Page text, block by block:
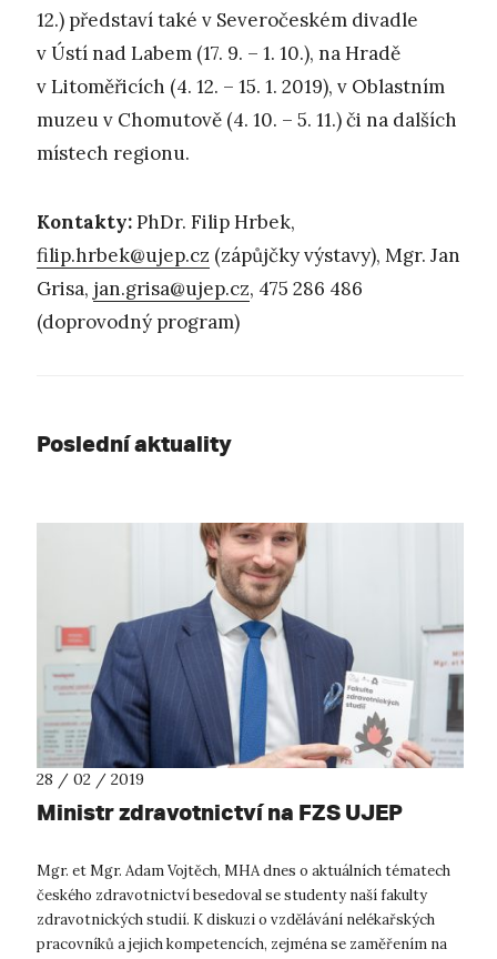
12.) představí také v Severočeském divadle
v Ústí nad Labem (17. 9. – 1. 10.), na Hradě
v Litoměřicích (4. 12. – 15. 1. 2019), v Oblastním
muzeu v Chomutově (4. 10. – 5. 11.) či na dalších
místech regionu.
Kontakty:PhDr. Filip Hrbek,
filip.hrbek@ujep.cz (zápůjčky výstavy), Mgr. Jan
Grisa, jan.grisa@ujep.cz, 475 286 486
(doprovodný program)
Poslední aktuality
28 / 02 / 2019
Ministr zdravotnictví na FZS UJEP
Mgr. et Mgr. Adam Vojtěch, MHA dnes o aktuálních tématech
českého zdravotnictví besedoval se studenty naší fakulty
zdravotnických studií. K diskuzi o vzdělávání nelékařských
pracovníků a jejich kompetencích, zejména se zaměřením na